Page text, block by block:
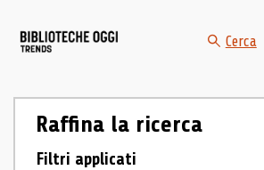
Cerca
Raffina la ricerca
Filtri applicati